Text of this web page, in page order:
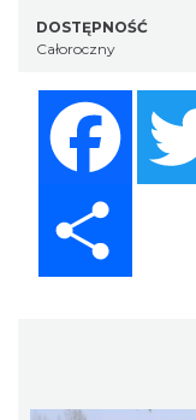
DOSTĘPNOŚĆ
Całoroczny